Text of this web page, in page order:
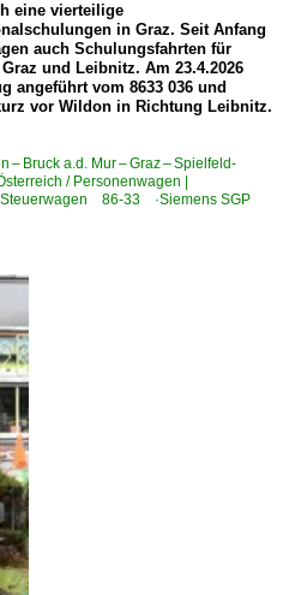
Taurus
eine vierteilige
in Graz. Seit Anfang
auch Schulungsfahrten für
und Leibnitz. Am 23.4.2026
angeführt vom 8633 036 und
vor Wildon in Richtung Leibnitz.
– Bruck a.d. Mur – Graz – Spielfeld-
/ Personenwagen |
Steuerwagen 86-33 ·Siemens SGP